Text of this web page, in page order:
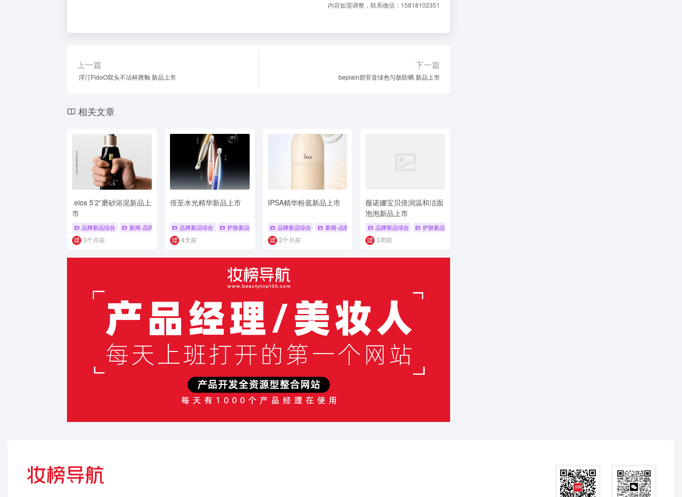
内容如需调整，联系微信：15818102351
上一篇
浮汀FidoO双头不沾杯唇釉 新品上市
下一篇
beplain碧菲音绿色匀肤防晒 新品上市
相关文章
eios 5’2”磨砂浴泥新品上
市
品牌新品综合 新闻-品牌新品 # 品牌新品综合 # 新品上市 # 洗护个护
3个月前
倍至水光精华新品上市
品牌新品综合 护肤新品 # 新品上市 # 品牌新品 # 倍至
4天前
IPSA精华粉底新品上市
品牌新品综合 新闻-品牌新品 # 2026年9月 # IPSA # 品牌新品
2个月前
薇诺娜宝贝倍润温和洁面
泡泡新品上市
品牌新品综合 护肤新品
3周前